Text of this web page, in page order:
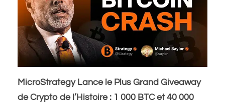
MicroStrategy Lance le Plus Grand Giveaway
de Crypto de l’Histoire : 1 000 BTC et 40 000